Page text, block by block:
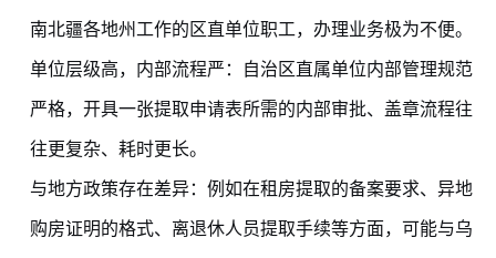
南北疆各地州工作的区直单位职工，办理业务极为不便。
单位层级高，内部流程严：自治区直属单位内部管理规范
严格，开具一张提取申请表所需的内部审批、盖章流程往
往更复杂、耗时更长。
与地方政策存在差异：例如在租房提取的备案要求、异地
购房证明的格式、离退休人员提取手续等方面，可能与乌